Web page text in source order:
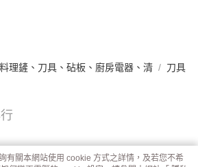
理鏟、刀具、砧板、廚房電器、清
刀具
有關本網站使用 cookie 方式之詳情，及若您不希